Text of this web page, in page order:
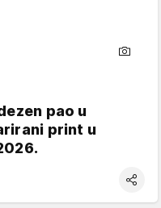
pao u
print u